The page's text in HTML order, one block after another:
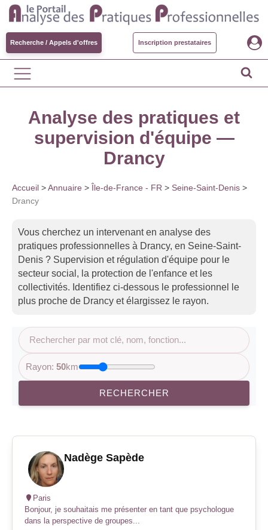
Recherche / Appels d'offres Inscription prestataires
Analyse des pratiques et
supervision d'équipe —
Drancy
Accueil >Annuaire > Île-de-France - FR > Seine-Saint-Denis >
Drancy
Vous cherchez un intervenant en analyse des
pratiques professionnelles à Drancy, en Seine-Saint-
Denis ? Supervision et régulation d'équipe pour le
secteur social, la protection de l'enfance et les
collectivités. Identifiez ci-dessous le professionnel le
plus proche de Drancy et élargissez le rayon.
Rayon:50km
RECHERCHER
Nadège Sapède
Paris
Bonjour, je souhaitais me présenter en tant que psychologue
dans la perspective de groupes...